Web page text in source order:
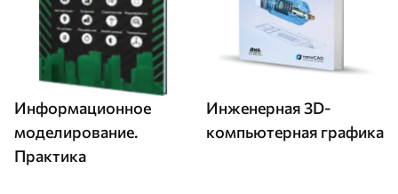
Информационное
моделирование.
Практика
Инженерная 3D-
компьютерная графика